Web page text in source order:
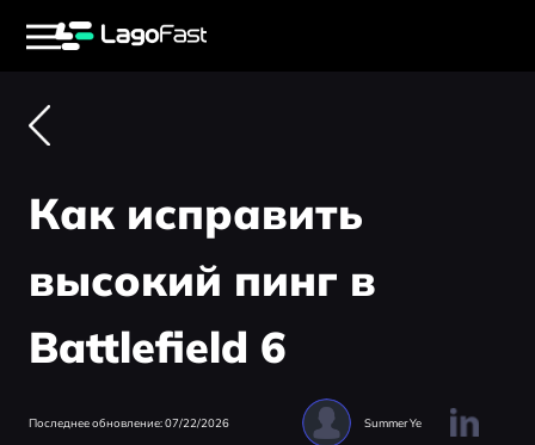
Как исправить
высокий пинг в
Battlefield 6
Последнее обновление: 07/22/2026 Summer Ye